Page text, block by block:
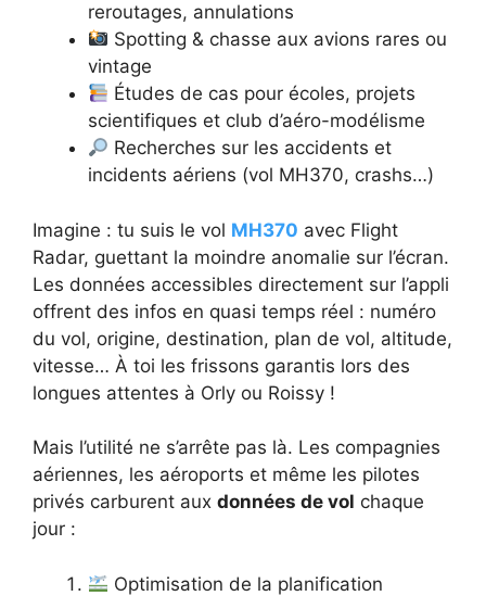
reroutages, annulations
Spotting & chasse aux avions rares ou
vintage
Études de cas pour écoles, projets
scientifiques et club d’aéro-modélisme
Recherches sur les accidents et
incidents aériens (vol MH370, crashs…)
Imagine : tu suis le vol MH370 avec Flight
Radar, guettant la moindre anomalie sur l’écran.
Les données accessibles directement sur l’appli
offrent des infos en quasi temps réel : numéro
du vol, origine, destination, plan de vol, altitude,
vitesse… À toi les frissons garantis lors des
longues attentes à Orly ou Roissy !
Mais l’utilité ne s’arrête pas là. Les compagnies
aériennes, les aéroports et même les pilotes
privés carburent aux données de vol chaque
jour :
Optimisation de la planification